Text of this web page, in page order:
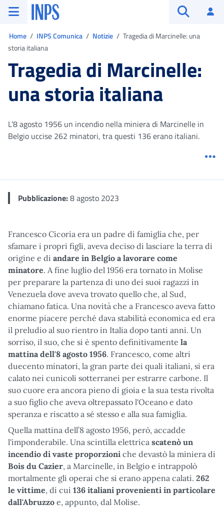
Vai al menu principale
Vai al contenuto principale
Vai al pie' di pagina
INPS ()
Home INPS Comunica Notizie
Tragedia di Marcinelle: una
storia italiana
Tragedia di Marcinelle:
una storia italiana
L’8 agosto 1956 un incendio nella miniera di Marcinelle in
Belgio uccise 262 minatori, tra questi 136 erano italiani.
Pubblicazione:8 agosto 2023
Francesco Cicoria era un padre di famiglia che, per
sfamare i propri figli, aveva deciso di lasciare la terra di
origine e di andare in Belgio a lavorare come
minatore. A fine luglio del 1956 era tornato in Molise
per preparare la partenza di uno dei suoi ragazzi in
Venezuela dove aveva trovato quello che, al Sud,
chiamano fatica. Una novità che a Francesco aveva fatto
enorme piacere perché dava stabilità economica ed era
il preludio al suo rientro in Italia dopo tanti anni. Un
sorriso, il suo, che si è spento definitivamente la
mattina dell'8 agosto 1956. Francesco, come altri
duecento minatori, la gran parte dei quali italiani, si era
calato nei cunicoli sotterranei per estrarre carbone. Il
suo cuore era ancora pieno di gioia e la sua testa rivolta
a suo figlio che aveva oltrepassato l'Oceano e dato
speranza e riscatto a sé stesso e alla sua famiglia.
Quella mattina dell’8 agosto 1956, però, accadde
l'imponderabile. Una scintilla elettrica scatenò un
incendio di vaste proporzioni che devastò la miniera di
Bois du Cazier, a Marcinelle, in Belgio e intrappolò
mortalmente gli operai che si erano appena calati. 262
le vittime, di cui 136 italiani provenienti in particolare
dall'Abruzzo e, appunto, dal Molise.